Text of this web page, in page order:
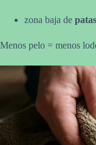
zona baja de patas
Menos pelo = menos